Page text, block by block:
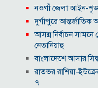
নওগাঁ জেলা আইন-
দুর্গাপুরে আন্তর্জাতিক
আসন্ন নির্বাচন
নেতানিয়াহু
বাংলাদেশে আসার
রাতভর রাশিয়া-
৭